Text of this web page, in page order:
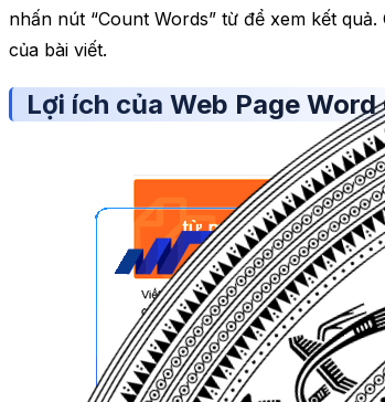
nhấn nút “Count Words” từ để xem kết
của bài viết.
Lợi ích của Web Page